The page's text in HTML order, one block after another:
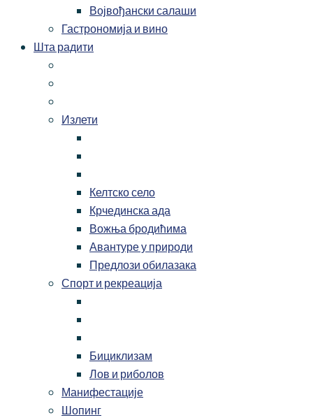
Војвођански салаши
Гастрономија и вино
Шта радити
Излети
Келтско село
Крчединска ада
Вожња бродићима
Авантуре у природи
Предлози обилазака
Спорт и рекреација
Бициклизам
Лов и риболов
Манифестације
Шопинг